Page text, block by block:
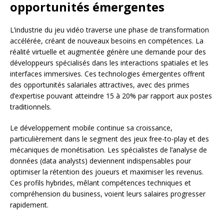
opportunités émergentes
L’industrie du jeu vidéo traverse une phase de transformation
accélérée, créant de nouveaux besoins en compétences. La
réalité virtuelle et augmentée génère une demande pour des
développeurs spécialisés dans les interactions spatiales et les
interfaces immersives. Ces technologies émergentes offrent
des opportunités salariales attractives, avec des primes
d’expertise pouvant atteindre 15 à 20% par rapport aux postes
traditionnels.
Le développement mobile continue sa croissance,
particulièrement dans le segment des jeux free-to-play et des
mécaniques de monétisation. Les spécialistes de l’analyse de
données (data analysts) deviennent indispensables pour
optimiser la rétention des joueurs et maximiser les revenus.
Ces profils hybrides, mêlant compétences techniques et
compréhension du business, voient leurs salaires progresser
rapidement.